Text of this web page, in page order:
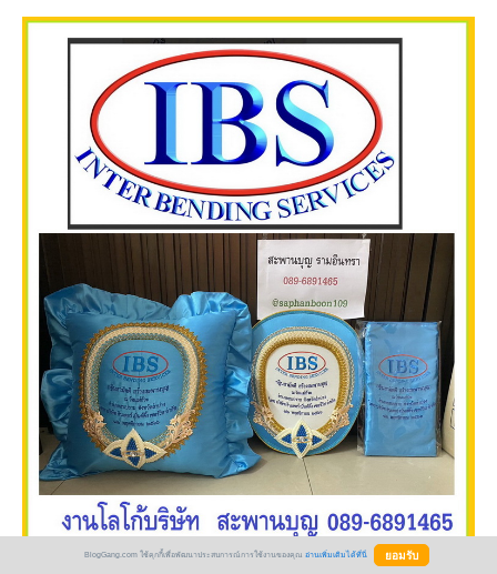
BlogGang.com ใช้คุกกี้เพื่อพัฒนาประสบการณ์การใช้งานของคุณ อ่านเพิ่มเติมได้ที่นี่